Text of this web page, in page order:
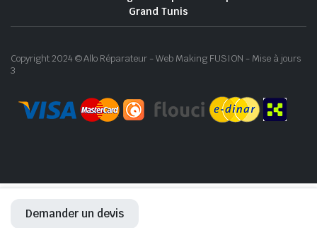
Demander un devis
Grand Tunis
Copyright 2024 © Allo Réparateur - Web Making FUSION - Mise à jours
3